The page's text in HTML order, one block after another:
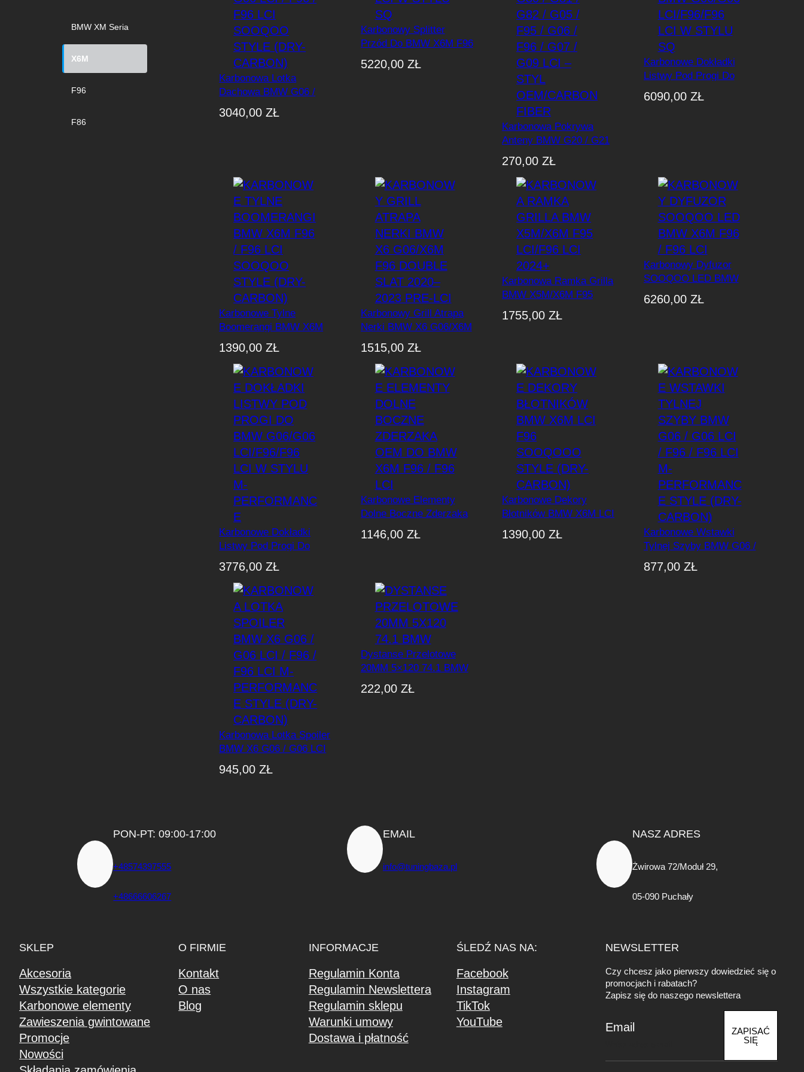
BMW XM Seria
X6M
F96
F86
w
a
n
n
a
j
n
o
w
s
z
y
h
Karbonowa Lotka
Dachowa BMW G06 /
SOOQOO Style (Dry-
3040,00ZŁ
Karbonowy Splitter
Przód Do BMW X6M F96
5220,00 ZŁ
Karbonowa Pokrywa
Anteny BMW G20 / G21
/ F95 / G06 / F96 / G07 /
G09 LCI – Styl
OEM/Carbon Fiber
270,00ZŁ
Karbonowe Dokładki
Listwy Pod Progi Do
LCI/F96/F96 LCI W Stylu
6090,00 ZŁ
Karbonowe Tylne
Boomerangi BMW X6M
Style (Dry-Carbon)
1390,00ZŁ
Karbonowy Grill Atrapa
Nerki BMW X6 G06/X6M
2023 Pre-LCI
1515,00 ZŁ
Karbonowa Ramka Grilla
BMW X5M/X6M F95
1755,00ZŁ
Karbonowy Dyfuzor
SOOQOO LED BMW
6260,00 ZŁ
Karbonowe Dokładki
Listwy Pod Progi Do
LCI/F96/F96 LCI W Stylu
M-Performance
3776,00ZŁ
Karbonowe Elementy
Dolne Boczne Zderzaka
/ F96 LCI
1146,00 ZŁ
Karbonowe Dekory
Błotników BMW X6M LCI
(Dry-Carbon)
1390,00ZŁ
Karbonowe Wstawki
Tylnej Szyby BMW G06 /
M-Performance Style
877,00 ZŁ
Karbonowa Lotka Spoiler
BMW X6 G06 / G06 LCI
Performance Style (Dry-
945,00ZŁ
Dystanse Przelotowe
20MM 5×120 74.1 BMW
222,00 ZŁ
PON-PT: 09:00-17:00
+48574397555
+48666606267
EMAIL
info@tuningbaza.pl
NASZ ADRES
Żwirowa 72/Moduł 29,
05-090 Puchały
SKLEP
Akcesoria
Wszystkie kategorie
Karbonowe elementy
Zawieszenia gwintowane
Promocje
Nowości
O FIRMIE
Kontakt
O nas
Blog
INFORMACJE
Regulamin Konta
Regulamin Newslettera
Regulamin sklepu
Warunki umowy
Dostawa i płatność
ŚLEDŹ NAS NA:
Facebook
Instagram
TikTok
YouTube
NEWSLETTER
Czy chcesz jako pierwszy dowiedzieć się o
promocjach i rabatach?
Zapisz się do naszego newslettera
Email
ZAPISAĆ
SIĘ